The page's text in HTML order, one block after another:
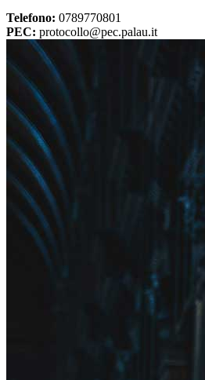
Telefono: 0789770801
PEC: protocollo@pec.palau.it